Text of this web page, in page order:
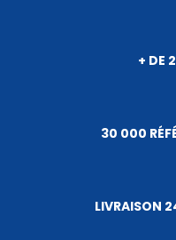
+ DE
30 000
LIVRAISON